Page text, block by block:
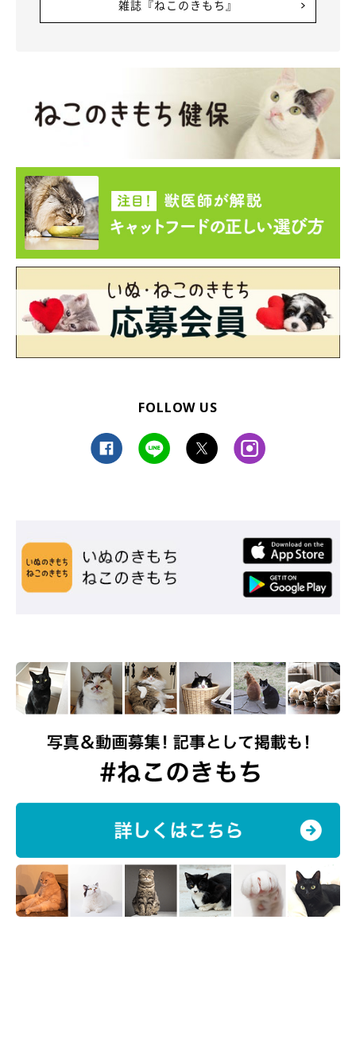
雑誌『ねこのきもち』
FOLLOW US